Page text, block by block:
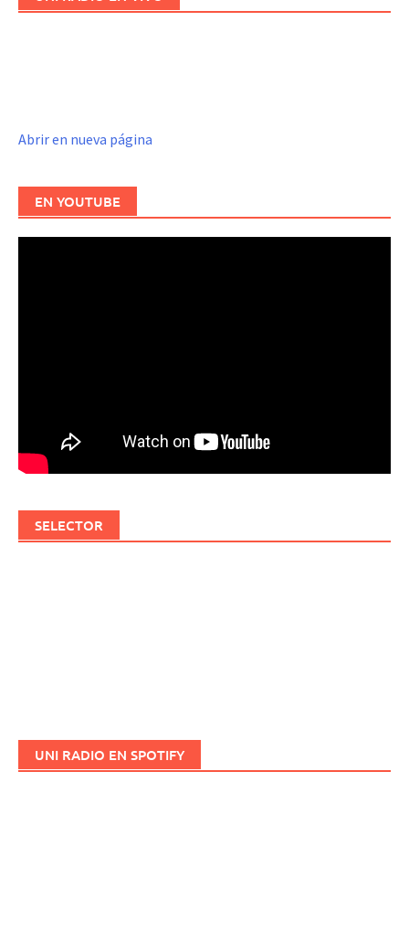
Abrir en nueva página
EN YOUTUBE
SELECTOR
UNI RADIO EN SPOTIFY